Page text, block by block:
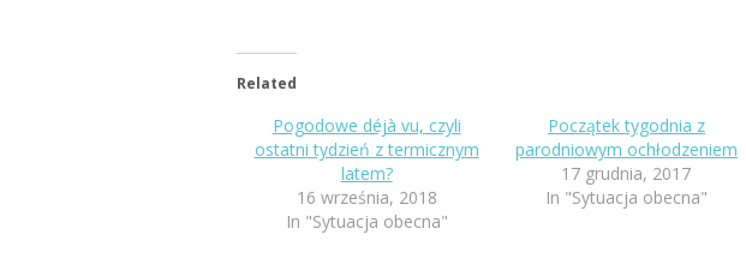
Related
Pogodowe déjà vu, czyli
ostatni tydzień z termicznym
latem?
16 września, 2018
In "Sytuacja obecna"
Początek tygodnia z
parodniowym ochłodzeniem
17 grudnia, 2017
In "Sytuacja obecna"